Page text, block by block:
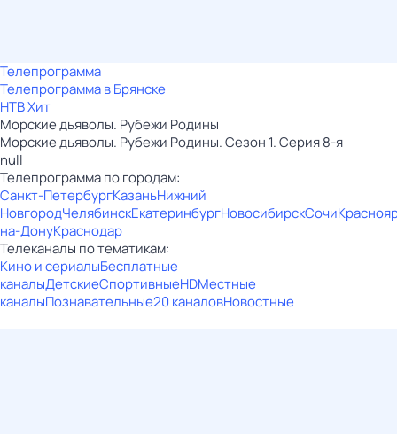
Телепрограмма
Телепрограмма в Брянске
НТВ Хит
Морские дьяволы. Рубежи Родины
Морские дьяволы. Рубежи Родины. Сезон 1. Серия 8-я
null
Телепрограмма по городам:
Санкт-ПетербургКазаньНижний
НовгородЧелябинскЕкатеринбургНовосибирскСочи
на-ДонуКраснодар
Телеканалы по тематикам:
Кино и сериалыБесплатные
каналыДетскиеСпортивныеHDМестные
каналыПознавательные20 каналовНовостные